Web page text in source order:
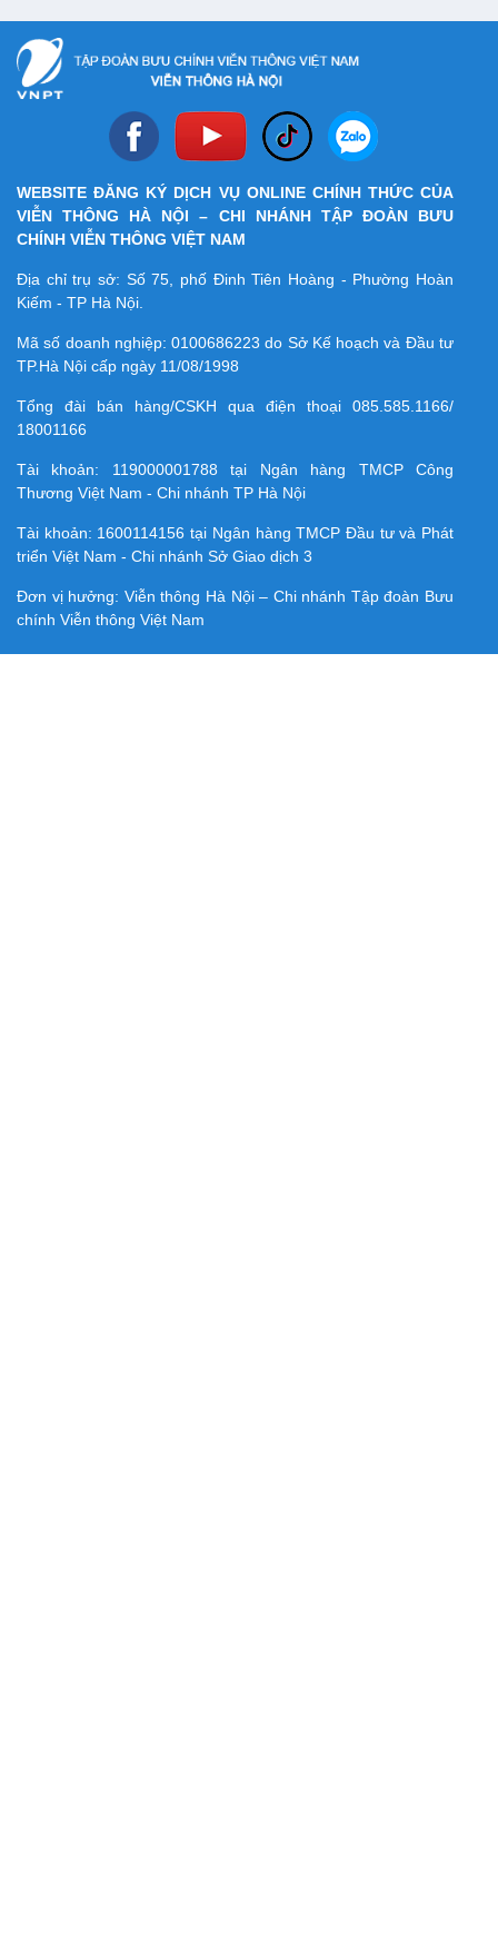
WEBSITE ĐĂNG KÝ DỊCH VỤ ONLINE CHÍNH THỨC CỦA
VIỄN THÔNG HÀ NỘI – CHI NHÁNH TẬP ĐOÀN BƯU
CHÍNH VIỄN THÔNG VIỆT NAM
Địa chỉ trụ sở: Số 75, phố Đinh Tiên Hoàng - Phường Hoàn
Kiếm - TP Hà Nội.
Mã số doanh nghiệp:0100686223 do Sở Kế hoạch và Đầu tư
TP.Hà Nội cấp ngày 11/08/1998
Tổng đài bán hàng/CSKH qua điện thoại 085.585.1166/
18001166
Tài khoản: 119000001788 tại Ngân hàng TMCP Công
Thương Việt Nam - Chi nhánh TP Hà Nội
Tài khoản: 1600114156 tại Ngân hàng TMCP Ðầu tư và Phát
triển Việt Nam - Chi nhánh Sở Giao dịch 3
Đơn vị hưởng: Viễn thông Hà Nội – Chi nhánh Tập đoàn Bưu
chính Viễn thông Việt Nam